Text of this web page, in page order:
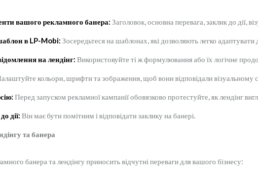
вашого рекламного банера: Заголовок, основна перевага, заклик до дії,
в LP-Mobi: Зосередьтеся на шаблонах, які дозволяють легко адаптувати
на лендінг: Використовуйте ті ж формулювання або їх логічне
кольори, шрифти та зображення, щоб вони відповідали візуальному
Перед запуском рекламної кампанії обовязково протестуйте, як лендінг
дії: Він має бути помітним і відповідати заклику на банері.
та банера
банера та лендінгу приносить відчутні переваги для вашого бізнесу: